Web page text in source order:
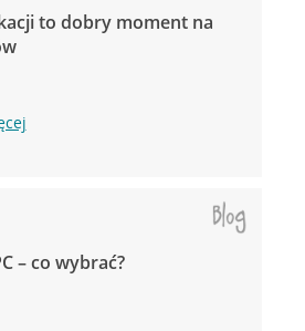
to dobry moment na
– co wybrać?